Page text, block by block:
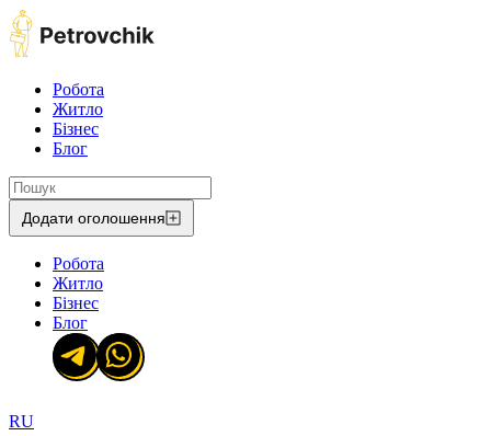
Робота
Житло
Бізнес
Блог
Додати оголошення
Робота
Житло
Бізнес
Блог
RU